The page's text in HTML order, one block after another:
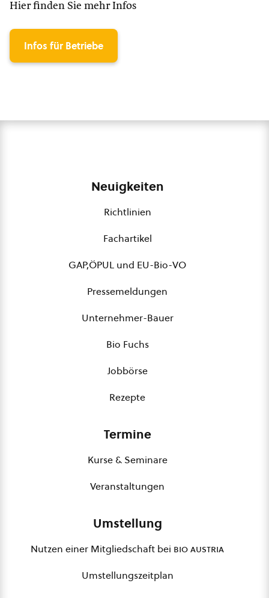
Hier finden Sie mehr Infos
Infos für Betriebe
Neuigkeiten
Richtlinien
Fachartikel
GAP,ÖPUL und EU-Bio-VO
Pressemeldungen
Unternehmer-Bauer
Bio Fuchs
Jobbörse
Rezepte
Termine
Kurse & Seminare
Veranstaltungen
Umstellung
Nutzen einer Mitgliedschaft bei bio austria
Umstellungszeitplan